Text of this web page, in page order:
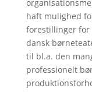
haft mulighed
forestillinger for
dansk
til bl.a. den
professionelt